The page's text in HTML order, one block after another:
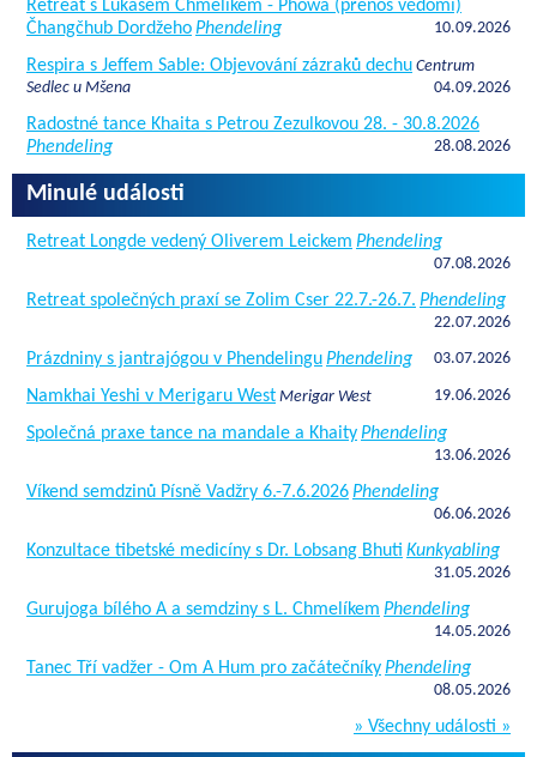
Retreat s Lukášem Chmelíkem - Phowa (přenos vědomí)
Čhangčhub DordžehoPhendeling 10.09.2026
Respira s Jeffem Sable: Objevování zázraků dechu Centrum
Sedlec u Mšena
04.09.2026
Radostné tance Khaita s Petrou Zezulkovou 28. - 30.8.2026
Phendeling
28.08.2026
Minulé události
Retreat Longde vedený Oliverem Leickem Phendeling
07.08.2026
Retreat společných praxí se Zolim Cser 22.7.-26.7. Phendeling
22.07.2026
Prázdniny s jantrajógou v PhendelinguPhendeling 03.07.2026
Namkhai Yeshi v Merigaru West Merigar West 19.06.2026
Společná praxe tance na mandale a KhaityPhendeling
13.06.2026
Víkend semdzinů Písně Vadžry 6.-7.6.2026Phendeling
06.06.2026
Konzultace tibetské medicíny s Dr. Lobsang Bhuti Kunkyabling
31.05.2026
Gurujoga bílého A a semdziny s L. Chmelíkem Phendeling
14.05.2026
Tanec Tří vadžer - Om A Hum pro začátečníkyPhendeling
08.05.2026
» Všechny události »